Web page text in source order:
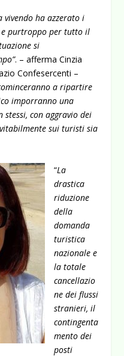
vivendo ha azzerato i
purtroppo per tutto il
si
. – afferma Cinzia
Confesercenti –
a ripartire
imporranno una
con aggravio dei
sui turisti sia
“La
drastica
riduzione
della
domanda
turistica
nazionale e
la totale
cancellazio
ne dei flussi
stranieri, il
contingenta
mento dei
posti